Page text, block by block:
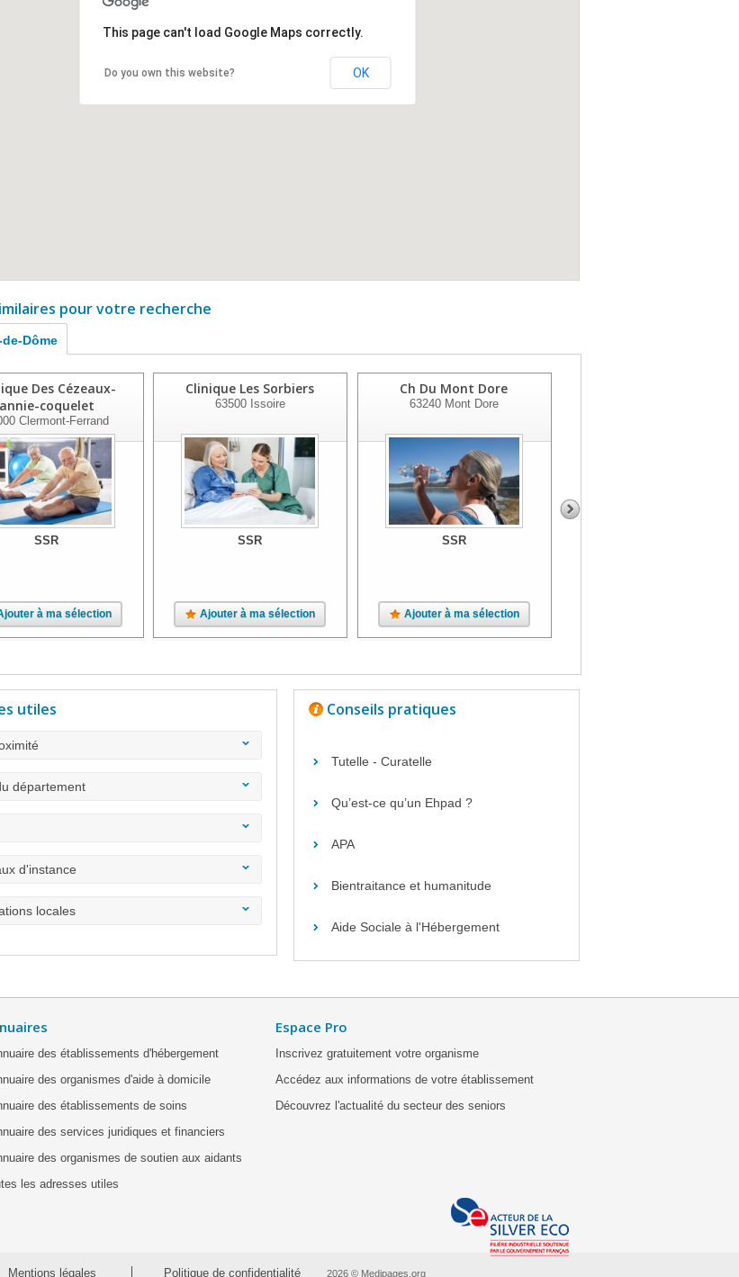
This page can't load Google Maps correctly.
Do you own this website? OK
pour votre recherche
Dôme
Des Cézeaux-
annie-coquelet
Clermont-Ferrand
SSR
à ma sélection
Clinique Les Sorbiers
63500Issoire
SSR
Ajouter à ma sélection
Ch Du Mont Dore
63240Mont Dore
SSR
Ajouter à ma sélection
utiles
département
d'instance
locales
Conseils pratiques
Tutelle - Curatelle
Qu’est-ce qu’un Ehpad ?
APA
Bientraitance et humanitude
Aide Sociale à l'Hébergement
des établissements d'hébergement
des organismes d'aide à domicile
des établissements de soins
des services juridiques et financiers
des organismes de soutien aux aidants
les adresses utiles
Espace Pro
Inscrivez gratuitement votre organisme
Accédez aux informations de votre établissement
Découvrez l'actualité du secteur des seniors
Mentions légales Politique de confidentialité 2026 © Medipages.org